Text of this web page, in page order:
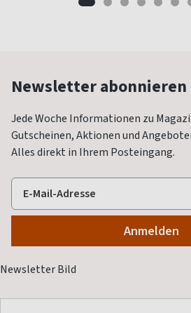
Newsletter abonnieren
Jede Woche Informationen zu
Gutscheinen, Aktionen und
Alles direkt in Ihrem Posteingang.